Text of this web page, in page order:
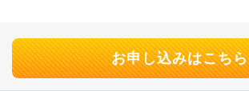
お申し込みはこちら